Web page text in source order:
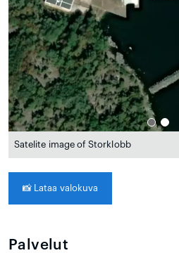
Satelite image of Storklobb
📸 Lataa valokuva
Palvelut